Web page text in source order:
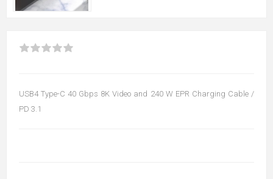
USB4 Type-C 40 Gbps 8K Video and 240 W EPR Charging Cable /
PD 3.1